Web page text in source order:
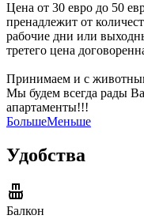
Цена от 30 евро до 50
пренадлежит от
рабочие дни или
третего цена
Принимаем и с
Мы будем всегда рады
апартаменты!!!
БольшеМеньше
Удобства
Балкон